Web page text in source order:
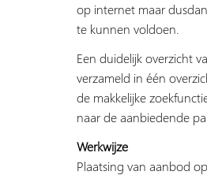
op internet maar
te kunnen voldoen.
Een duidelijk overzicht
verzameld in één
de makkelijke
naar de aanbiedende
Werkwijze
Plaatsing van aanbod